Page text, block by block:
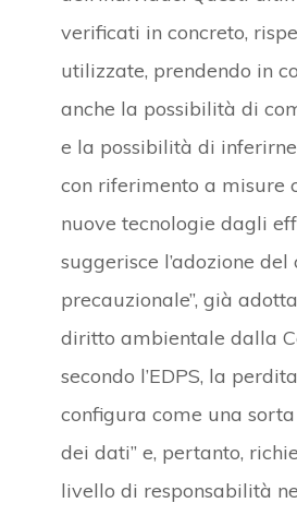
verificati in concreto,
utilizzate, prendendo in
anche la possibilità di
e la possibilità di
con riferimento a misure
nuove tecnologie dagli
suggerisce l’adozione del
precauzionale”, già
diritto ambientale dalla
secondo l’EDPS, la
configura come una
dei dati” e, pertanto,
livello di responsabilità